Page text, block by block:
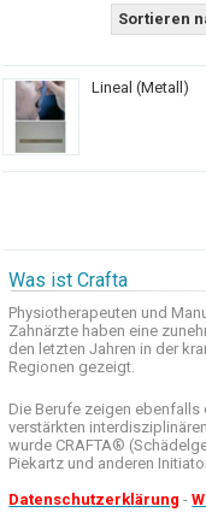
Sortieren
Lineal (Metall)
Was ist Crafta
Physiotherapeuten und
Zahnärzte haben eine
den letzten Jahren in der
Regionen gezeigt.
Die Berufe zeigen ebenfalls
verstärkten
wurde CRAFTA® (
Piekartz und anderen
Datenschutzerklärung -